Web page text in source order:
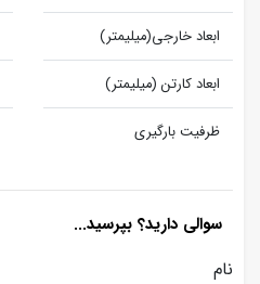
ابعاد خارجی(میلیمتر)
ابعاد کارتن (میلیمتر)
ظرفيت بارگيری
سوالی دارید؟ بپرسید...
نام